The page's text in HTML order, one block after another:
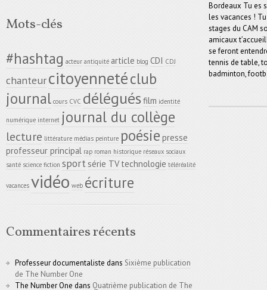
Bordeaux Tu es
les vacances !
stages du CAM
amicaux
se feront
tennis de table,
badminton,
Mots-clés
#hashtag acteur antiquité article blog CDI CDJ
chanteurcitoyennetéclub
journal cours CVC délégués film identité
numérique internet journal du collège
lecture littérature médias peinture poésie presse
professeur principal rap roman historique réseaux sociaux
santé science fiction sportsérie TV technologie téléréalité
vacances vidéo web écriture
Commentaires récents
Professeur documentaliste dans Sixième publication
de The Number One
The Number One dans Quatrième publication de The